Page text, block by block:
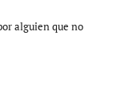
alguien que no